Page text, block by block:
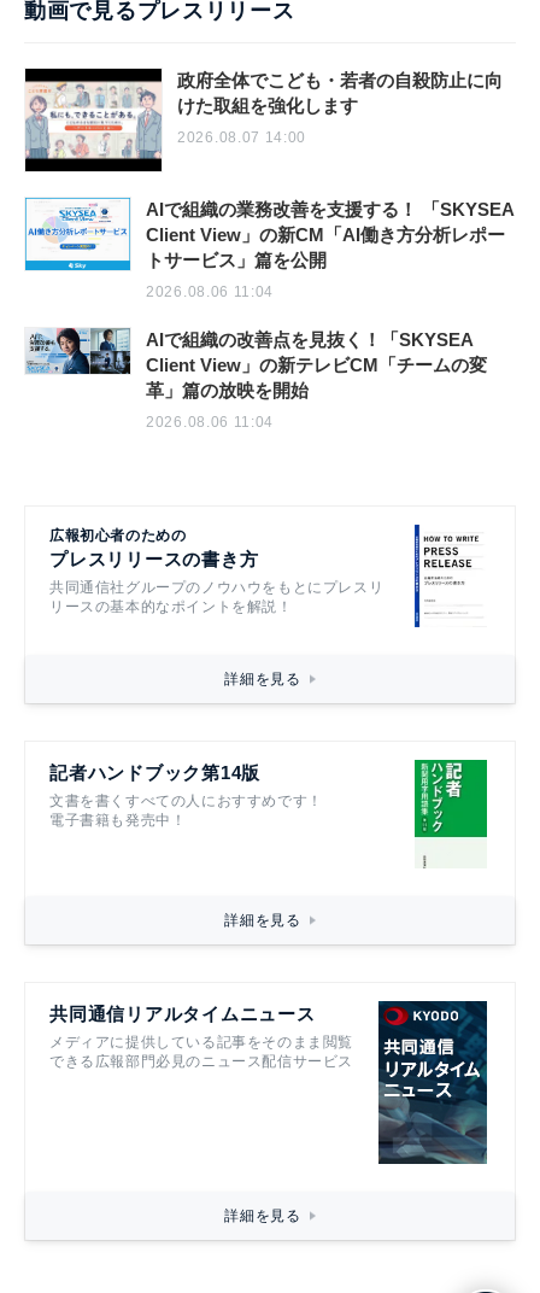
動画で見るプレスリリース
政府全体でこども・若者の自殺防止に向
けた取組を強化します
2026.08.07 14:00
AIで組織の業務改善を支援する！ 「SKYSEA
Client View」の新CM「AI働き方分析レポー
トサービス」篇を公開
2026.08.06 11:04
AIで組織の改善点を見抜く！「SKYSEA
Client View」の新テレビCM「チームの変
革」篇の放映を開始
2026.08.06 11:04
広報初心者のための
プレスリリースの書き方
共同通信社グループのノウハウをもとにプレスリ
リースの基本的なポイントを解説！
詳細を見る
記者ハンドブック第14版
文書を書くすべての人におすすめです！
電子書籍も発売中！
詳細を見る
共同通信リアルタイムニュース
メディアに提供している記事をそのまま閲覧
できる広報部門必見のニュース配信サービス
詳細を見る